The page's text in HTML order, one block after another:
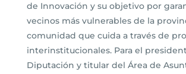
de Innovación y su objetivo por
vecinos más vulnerables de la
comunidad que cuida a través de
interinstitucionales. Para el
Diputación y titular del Área de